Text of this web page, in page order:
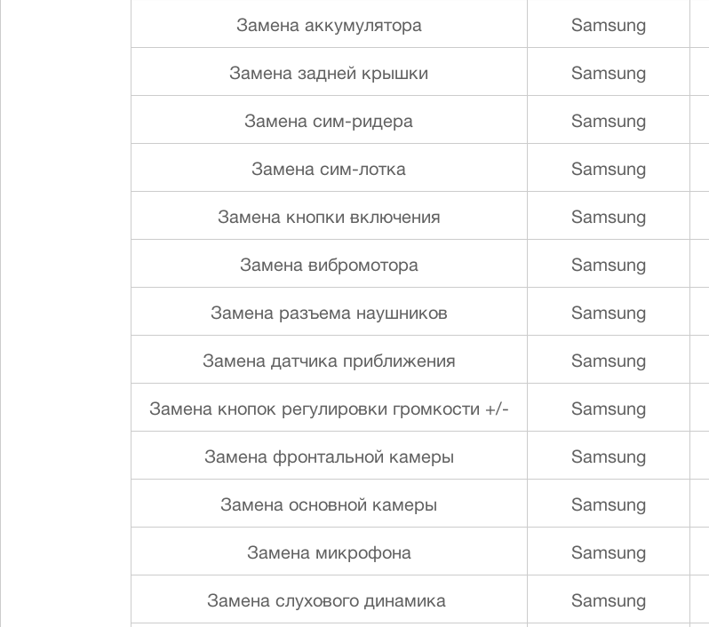
Замена аккумулятора Samsung
Замена задней крышки Samsung
Замена сим-ридера Samsung
Замена сим-лотка Samsung
Замена кнопки включения Samsung
Замена вибромотора Samsung
Замена разъема наушников Samsung
Замена датчика приближения Samsung
Замена кнопок регулировки громкости +/- Samsung
Замена фронтальной камеры Samsung
Замена основной камеры Samsung
Замена микрофона Samsung
Замена слуxового динамика Samsung